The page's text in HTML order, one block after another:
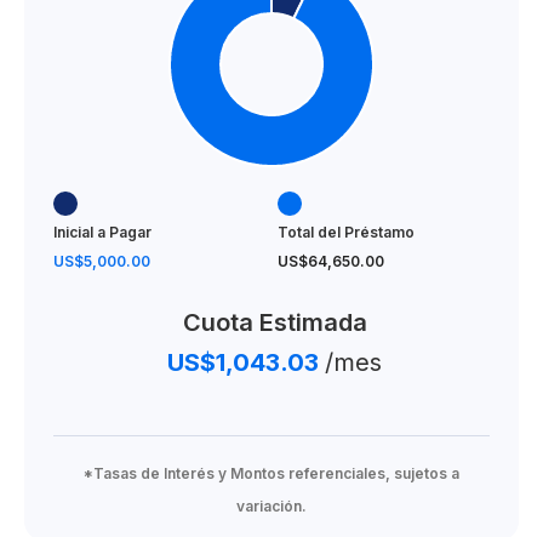
Inicial a Pagar
US$5,000.00
Total del Préstamo
US$64,650.00
Cuota Estimada
US$1,043.03 /mes
*Tasas de Interés y Montos referenciales, sujetos a
variación.